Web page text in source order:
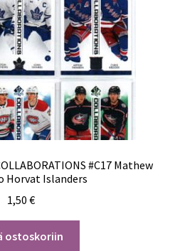
#C17 Mathew
Horvat Islanders
1,50 €
ostoskoriin